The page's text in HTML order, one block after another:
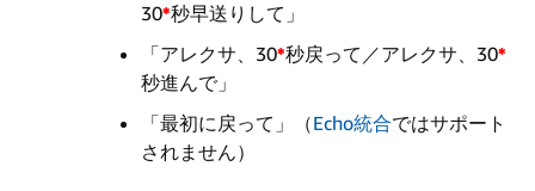
30 秒早送りして」
「アレクサ、30 秒戻って／アレクサ、30
秒進んで」
「最初に戻って」（Echo統合ではサポート
されません）